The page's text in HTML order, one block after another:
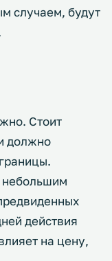
случаем, будут
Стоит
должно
небольшим
действия
на цену,